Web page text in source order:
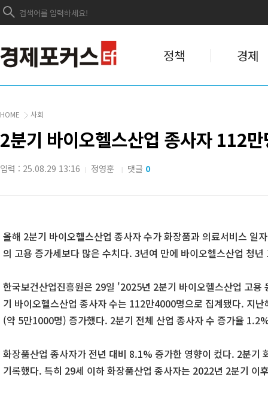
정책 경제
HOME 사회
2분기 바이오헬스산업 종사자
입력 : 25.08.29 13:16 | 정영훈 | 댓글 0
올해 2분기 바이오헬스산업 종사자 수가 화장품과 의료서비스 일
의 고용 증가세보다 많은 수치다. 3년여 만에 바이오헬스산업 청년
한국보건산업진흥원은 29일 '2025년 2분기 바이오헬스산업 고용
기 바이오헬스산업 종사자 수는 112만4000명으로 집계됐다. 지
(약 5만1000명) 증가했다. 2분기 전체 산업 종사자 수 증가율
화장품산업 종사자가 전년 대비 8.1% 증가한 영향이 컸다. 2분기
기록했다. 특히 29세 이하 화장품산업 종사자는 2022년 2분기 이